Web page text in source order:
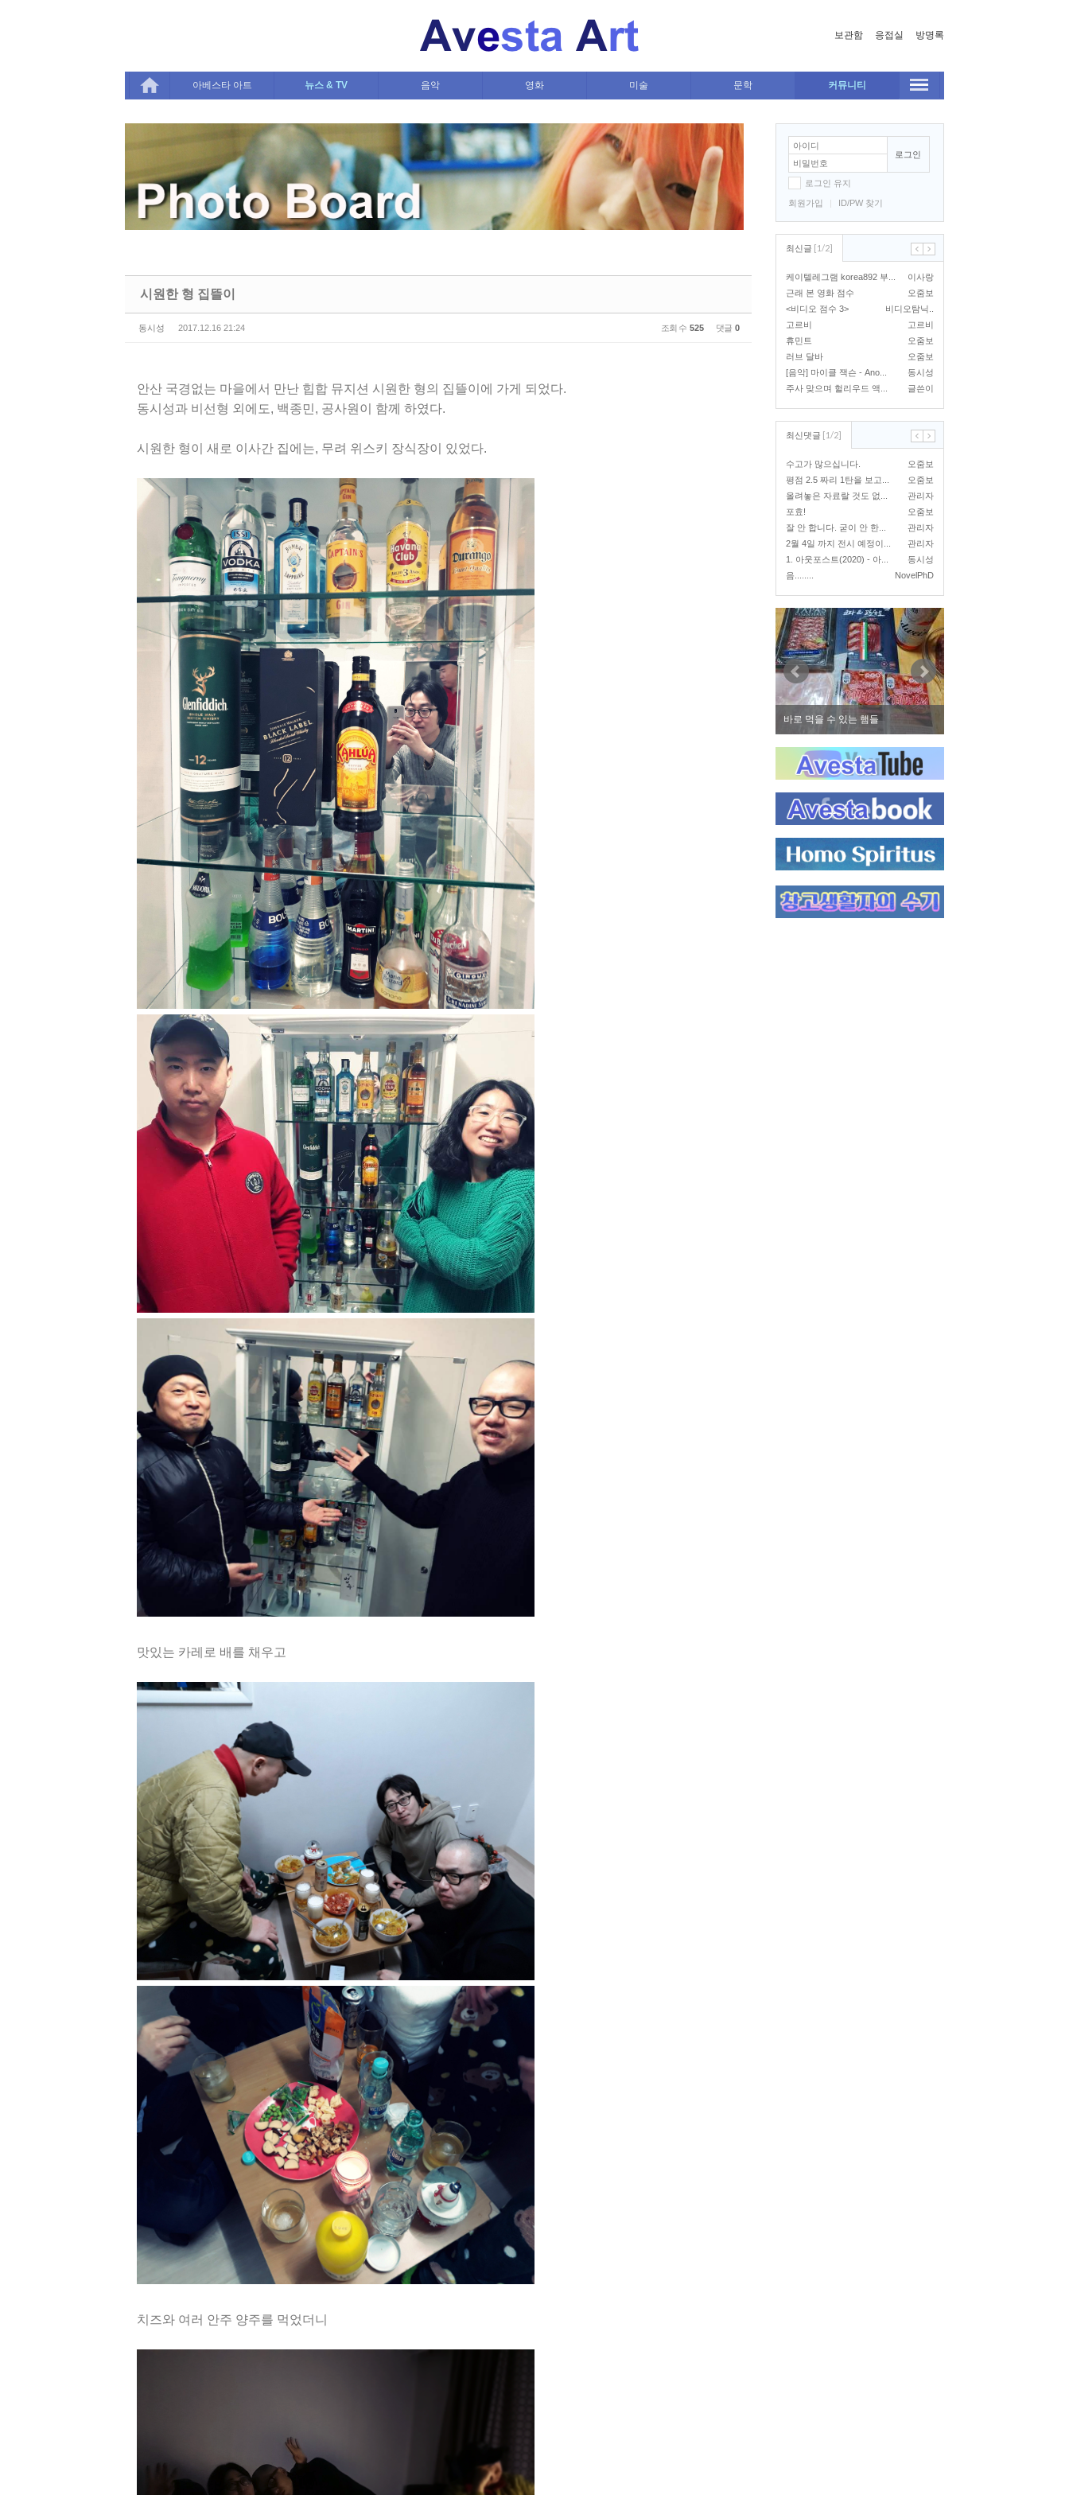
보관함 응접실 방명록
아베스타 아트 뉴스 & TV 음악 영화 미술 문학 커뮤니티
로그인
로그인 유지
회원가입 | ID/PW 찾기
최신글 [1/2]
케이텔레그램 korea892 부...
이사랑
근래 본 영화 점수
오줌보
<비디오 점수 3>
비디오탐닉..
고르비
고르비
휴민트
오줌보
러브 달바
오줌보
[음악] 마이클 잭슨 - Ano...
동시성
주사 맞으며 헐리우드 액...
글쓴이
최신댓글 [1/2]
수고가 많으십니다.
오줌보
평점 2.5 짜리 1탄을 보고...
오줌보
올려놓은 자료랄 것도 없...
관리자
포효!
오줌보
잘 안 합니다. 굳이 안 한...
관리자
2월 4일 까지 전시 예정이...
관리자
1. 아웃포스트(2020) - 아...
동시성
음........
NovelPhD
검은색 거실 바로 먹을 수 있는 햄들
시원한 형 집뜰이
동시성 2017.12.16 21:24 조회 수 525 댓글 0
안산 국경없는 마을에서 만난 힙합 뮤지션 시원한 형의 집뜰이에 가게 되었다.
동시성과 비선형 외에도, 백종민, 공사원이 함께 하였다.
시원한 형이 새로 이사간 집에는, 무려 위스키 장식장이 있었다.
맛있는 카레로 배를 채우고
치즈와 여러 안주 양주를 먹었더니